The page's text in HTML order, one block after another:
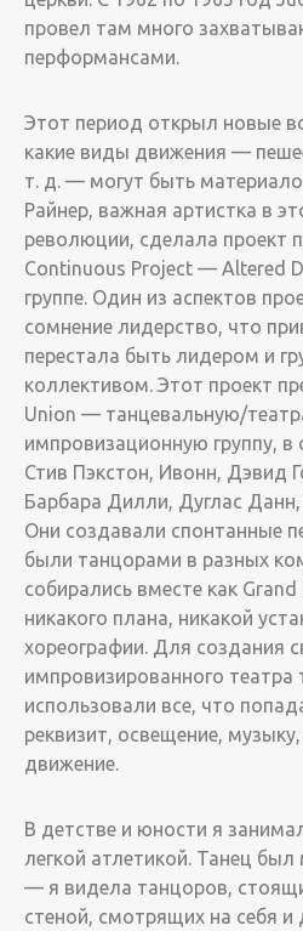
провел там много
перформансами.
­Этот период открыл новые
какие виды движения —
т. д. — могут быть
Райнер, важная артистка в
революции, сделала проект
Continuous Project — Altered
группе. ­Один из аспектов
сомнение лидерство, что
перестала быть лидером и
коллективом. Этот проект
Union — танцевальную/
импровизационную группу,
Стив Пэкстон, Ивонн, Дэвид
Барбара Дилли, Дуглас Данн,
Они создавали спонтанные
были танцорами в разных
собирались вместе как
никакого плана, никакой
хореографии. Для создания
импровизированного театра
использовали все, что
реквизит, освещение,
движение.
В детстве и юности я
легкой атлетикой. Танец был
— я видела танцоров,
стеной, смотрящих на себя